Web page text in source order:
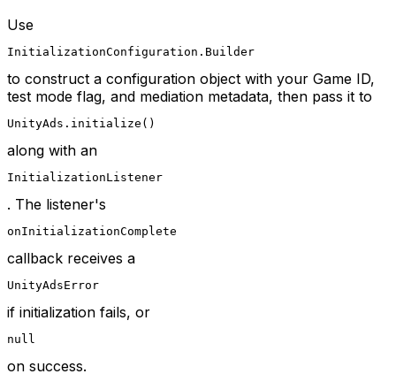
Use
InitializationConfiguration.Builder
to construct a configuration object with your Game ID,
test mode flag, and mediation metadata, then pass it to
UnityAds.initialize()
along with an
InitializationListener
. The listener's
onInitializationComplete
callback receives a
UnityAdsError
if initialization fails, or
null
on success.